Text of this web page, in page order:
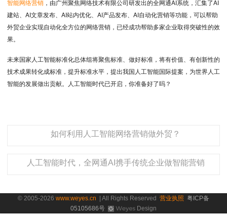
智能网络营销，由广州聚焦网络技术有限公司研发出的全网通AI系统，汇集了AI
建站、AI文章发布、AI站内优化、AI产品发布、AI自动化营销等功能，可以帮助
外贸企业实现自动化全方位的网络营销，已经成功帮助多家企业取得突破性的效
果。
未来国家人工智能标准化总体组将聚焦标准、做好标准，将有价值、有创新性的
技术成果转化成标准，提升标准水平，提出我国人工智能国际提案，为世界人工
智能的发展做出贡献。人工智能时代已开启，你准备好了吗？
如何利用人工智能网络营销做外贸？
人工智能时代，全网通AI携手传统企业做智能营销
© 2005-2026 www.weyes.cn | All Rights Reserved 营业执照 粤ICP备
05105686号
Design